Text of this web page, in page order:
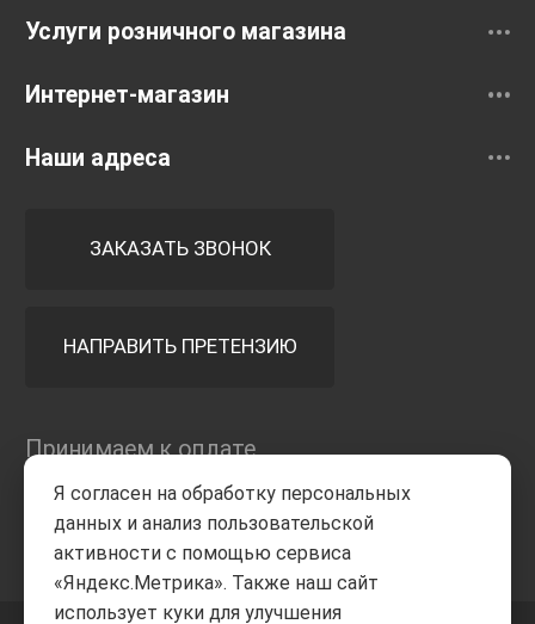
Услуги розничного магазина
Интернет-магазин
Наши адреса
ЗАКАЗАТЬ ЗВОНОК
НАПРАВИТЬ ПРЕТЕНЗИЮ
Принимаем к оплате
Я согласен на обработку персональных
данных и анализ пользовательской
активности с помощью сервиса
«Яндекс.Метрика». Также наш сайт
использует куки для улучшения